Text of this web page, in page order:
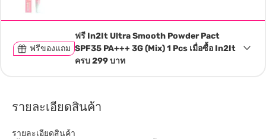
ฟรีของแถม
ฟรี In2It Ultra Smooth Powder Pact
SPF35 PA+++ 3G (Mix) 1 Pcs เมื่อซื้อ In2It
ครบ 299 บาท
รายละเอียดสินค้า
รายละเอียดสินค้า